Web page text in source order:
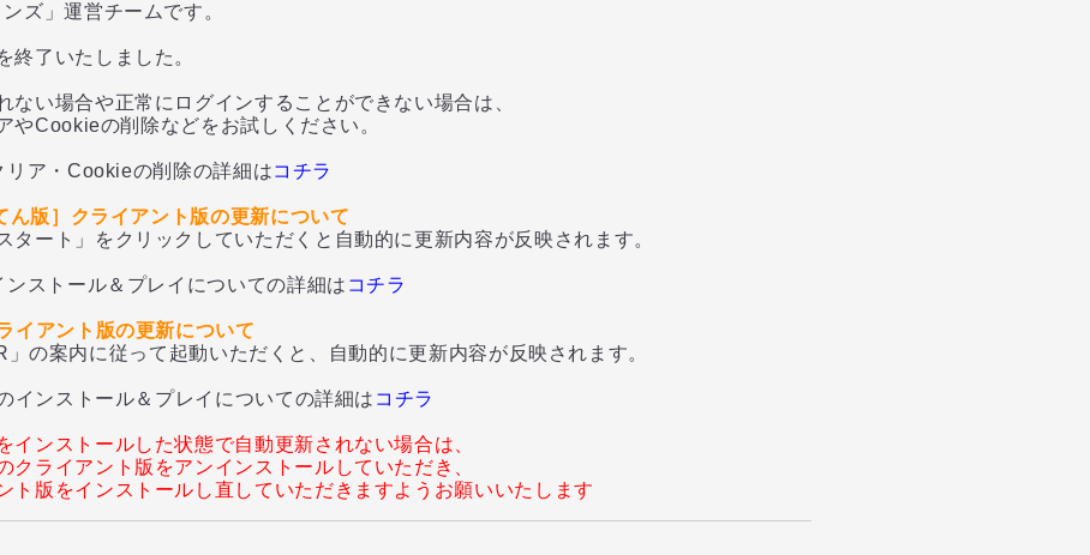
ズ」運営チームです。
終了いたしました。
ない場合や正常にログインすることができない場合は、
やCookieの削除などをお試しください。
ア・Cookieの削除の詳細はコチラ
版］クライアント版の更新について
ート」をクリックしていただくと自動的に更新内容が反映されます。
トール＆プレイについての詳細は コチラ
イアント版の更新について
の案内に従って起動いただくと、自動的に更新内容が反映されます。
ストール＆プレイについての詳細は コチラ
ンストールした状態で自動更新されない場合は、
クライアント版をアンインストールしていただき、
ト版をインストールし直していただきますようお願いいたします